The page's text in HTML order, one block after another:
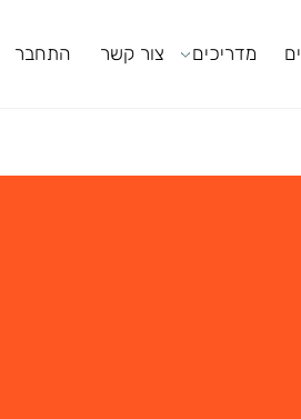
מדריכים צור קשר התחבר